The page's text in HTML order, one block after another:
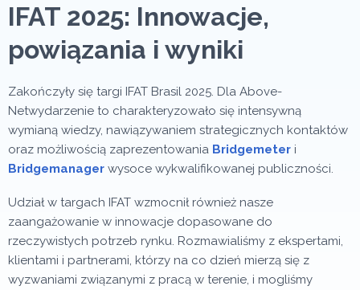
IFAT 2025: Innowacje,
powiązania i wyniki
Zakończyły się targi IFAT Brasil 2025. Dla Above-
Netwydarzenie to charakteryzowało się intensywną
wymianą wiedzy, nawiązywaniem strategicznych kontaktów
oraz możliwością zaprezentowania Bridgemeter i
Bridgemanager wysoce wykwalifikowanej publiczności.
Udział w targach IFAT wzmocnił również nasze
zaangażowanie w innowacje dopasowane do
rzeczywistych potrzeb rynku. Rozmawialiśmy z ekspertami,
klientami i partnerami, którzy na co dzień mierzą się z
wyzwaniami związanymi z pracą w terenie, i mogliśmy